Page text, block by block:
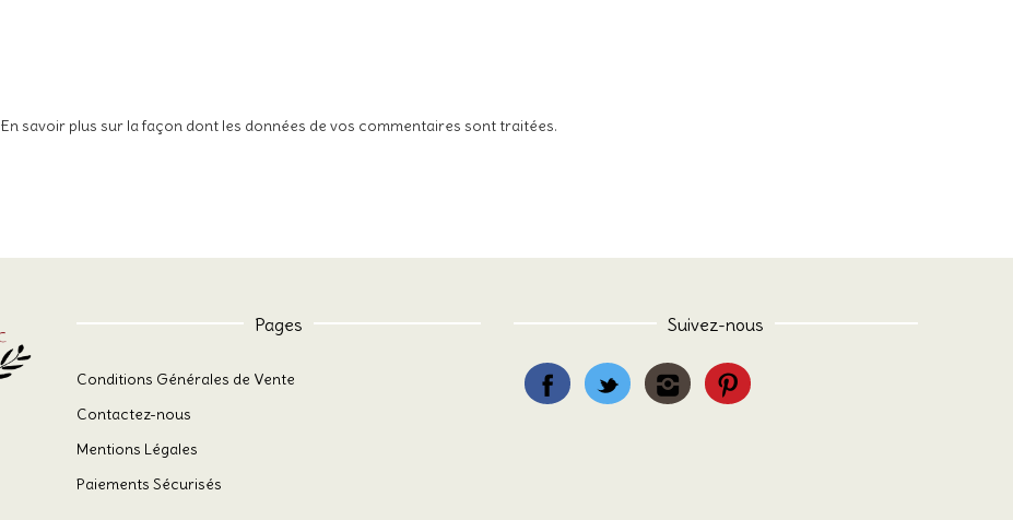
En savoir plus sur la façon dont les données de vos commentaires sont traitées.
Pages
Conditions Générales de Vente
Contactez-nous
Mentions Légales
Paiements Sécurisés
Suivez-nous